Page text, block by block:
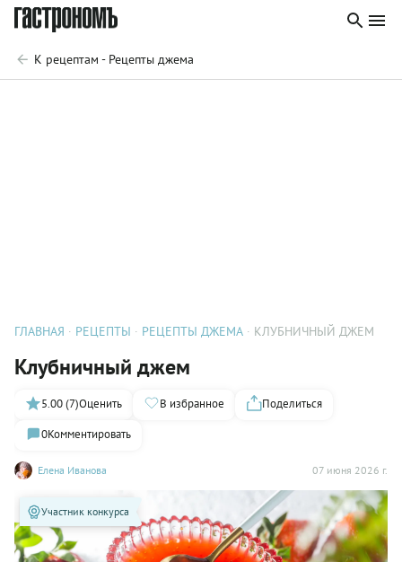
К рецептам - Рецепты джема
ГЛАВНАЯ РЕЦЕПТЫ РЕЦЕПТЫ ДЖЕМА КЛУБНИЧНЫЙ ДЖЕМ
Клубничный джем
Елена Иванова 07 июня 2026 г.
5.00 (7)Оценить В избранное
Поделиться
0Комментировать
Участник конкурса